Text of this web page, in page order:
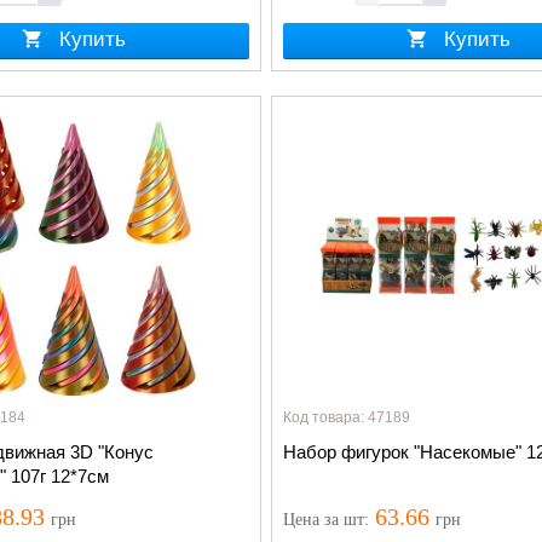
Купить Купить
3D "Конус
107г 12*7см
грн
Код товара: 47189
Набор фигурок "Насекомые"
Ценаза шт: 63.66 грн